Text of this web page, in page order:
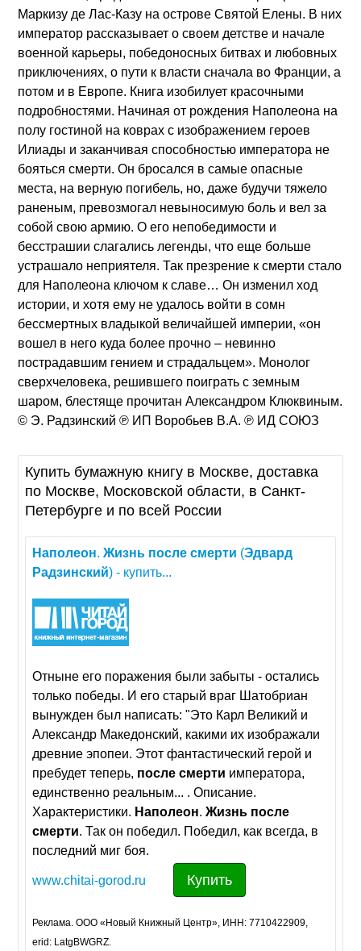
Маркизу де Лас-Казу на острове Святой Елены. В них
император рассказывает о своем детстве и начале
военной карьеры, победоносных битвах и любовных
приключениях, о пути к власти сначала во Франции, а
потом и в Европе. Книга изобилует красочными
подробностями. Начиная от рождения Наполеона на
полу гостиной на коврах с изображением героев
Илиады и заканчивая способностью императора не
бояться смерти. Он бросался в самые опасные
места, на верную погибель, но, даже будучи тяжело
раненым, превозмогал невыносимую боль и вел за
собой свою армию. О его непобедимости и
бесстрашии слагались легенды, что еще больше
устрашало неприятеля. Так презрение к смерти стало
для Наполеона ключом к славе… Он изменил ход
истории, и хотя ему не удалось войти в сомн
бессмертных владыкой величайшей империи, «он
вошел в него куда более прочно – невинно
пострадавшим гением и страдальцем». Монолог
сверхчеловека, решившего поиграть с земным
шаром, блестяще прочитан Александром Клюквиным.
© Э. Радзинский ℗ ИП Воробьев В.А. ℗ ИД СОЮЗ
Купить бумажную книгу в Москве, доставка
по Москве, Московской области, в Санкт-
Петербурге и по всей России
Наполеон.Жизнь после смерти (Эдвард
Радзинский) - купить...
Отныне его поражения были забыты - остались
только победы. И его старый враг Шатобриан
вынужден был написать: "Это Карл Великий и
Александр Македонский, какими их изображали
древние эпопеи. Этот фантастический герой и
пребудет теперь, после смерти императора,
единственно реальным... . Описание.
Характеристики. Наполеон.Жизнь после
смерти. Так он победил. Победил, как всегда, в
последний миг боя.
www.chitai-gorod.ru Купить
Реклама. ООО «Новый Книжный Центр», ИНН: 7710422909,
erid: LatgBWGRZ.